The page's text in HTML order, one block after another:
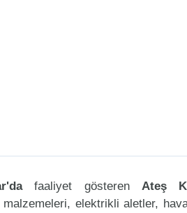
faaliyet gösteren Ateş
malzemeleri, elektrikli aletler,